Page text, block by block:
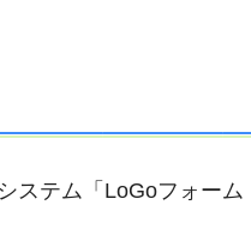
ステム「LoGoフォーム